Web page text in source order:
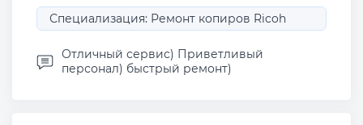
Специализация: Ремонт копиров Ricoh
Отличный сервис) Приветливый
персонал) быстрый ремонт)